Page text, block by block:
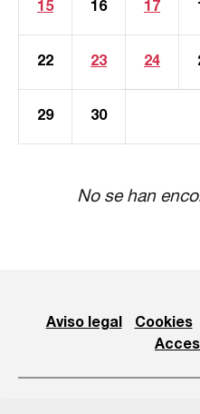
15 16 17
22 23 24
29 30
No se han
Aviso legal Cookies